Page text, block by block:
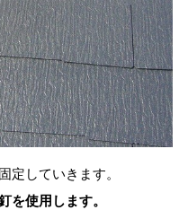
定していきます。
を使用します。